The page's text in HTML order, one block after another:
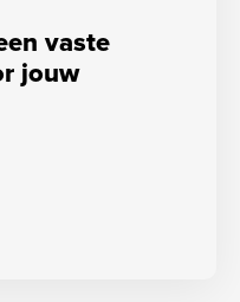
vaste
jouw